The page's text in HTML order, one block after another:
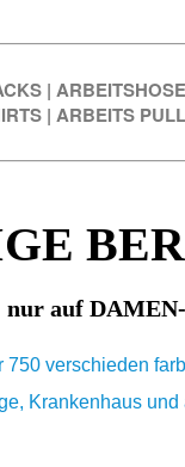
|
| ARBEITS
nur auf
750 verschieden
Krankenhaus